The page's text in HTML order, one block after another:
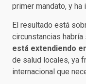
primer mandato, y
El resultado está
circunstancias
está extendiendo
de salud locales, ya
internacional que